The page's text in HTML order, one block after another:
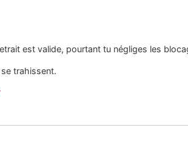
est valide, pourtant tu négliges les
se trahissent.